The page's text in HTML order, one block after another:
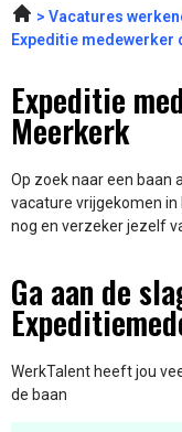
Vacatures
Expeditie medewerker
Expeditie
Meerkerk
Op zoek naar een baan
vacature vrijgekomen
nog en verzeker jezelf
Ga aan de
WerkTalent heeft jou
de baan